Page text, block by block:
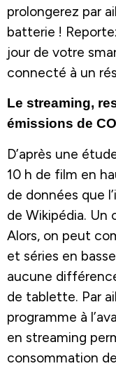
prolongerez par
batterie !
jour de votre
connecté à un
Le streaming,
émissions de
D’après une
10 h de film en
de données que
de Wikipédia.
Alors, on peut
et séries en
aucune
de tablette. Par
programme à
en streaming
consommation